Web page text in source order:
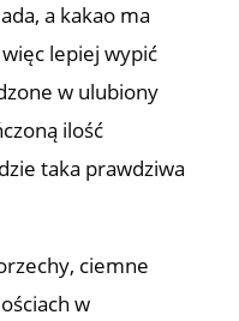
a kakao ma
lepiej wypić
w ulubiony
ilość
taka prawdziwa
ciemne
w